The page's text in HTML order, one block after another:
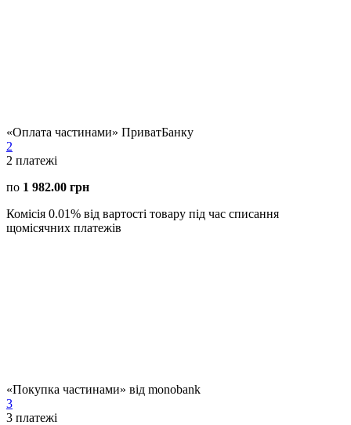
«Оплата частинами» ПриватБанку
2
2 платежі
по 1 982.00 грн
Комісія 0.01% від вартості товару під час списання
щомісячних платежів
«Покупка частинами» від monobank
3
3 платежі